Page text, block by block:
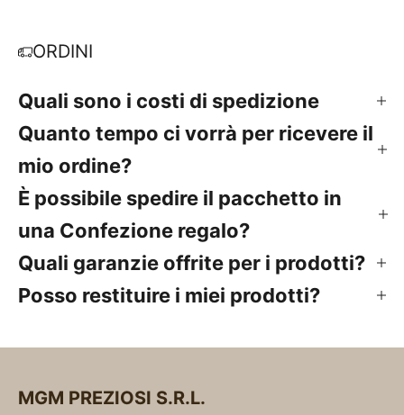
ORDINI
Quali sono i costi di spedizione
Quanto tempo ci vorrà per ricevere il
mio ordine?
È possibile spedire il pacchetto in
una Confezione regalo?
Quali garanzie offrite per i prodotti?
Posso restituire i miei prodotti?
MGM PREZIOSI S.R.L.